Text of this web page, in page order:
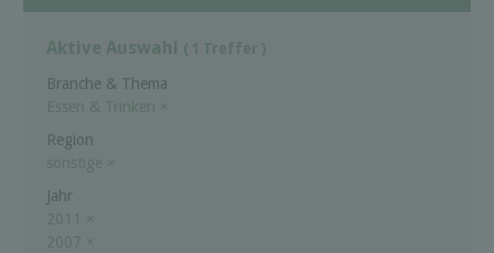
Aktive Auswahl ( 1 Treffer )
Branche & Thema
Essen & Trinken ×
Region
sonstige ×
Jahr
2011
×
2007 ×